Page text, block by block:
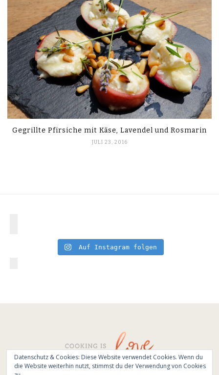
Gegrillte Pfirsiche mit Käse, Lavendel und Rosmarin
JULI 23, 2016
Auf Instagram folgen
© All Rights Reserved - Cooking is love 2017.
Datenschutz & Cookies: Diese Website verwendet Cookies. Wenn du
die Website weiterhin nutzt, stimmst du der Verwendung von Cookies